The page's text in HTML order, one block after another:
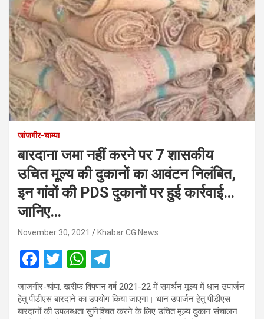
जांजगीर-चाम्पा
बारदाना जमा नहीं करने पर 7 शासकीय
उचित मूल्य की दुकानों का आवंटन निलंबित,
इन गांवों की PDS दुकानों पर हुई कार्रवाई…
जानिए…
November 30, 2021 Khabar CG News
F
a
ce
T
wi
tt
W
h
at
el
e
जांजगीर-चांपा. खरीफ विपणन वर्ष 2021-22 में समर्थन मूल्य में धान उपार्जन
हेतु पीडीएस बारदाने का उपयोग किया जाएगा। धान उपार्जन हेतु पीडीएस
बारदानों की उपलब्धता सुनिश्चित करने के लिए उचित मूल्य दुकान संचालन